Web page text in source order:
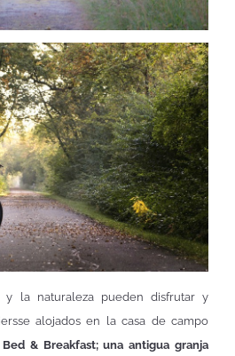
y la naturaleza pueden disfrutar y
alojados en la casa de campo
Bed & Breakfast; una antigua granja